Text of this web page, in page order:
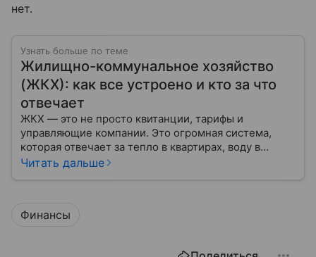
нет.
Узнать больше по теме
Жилищно-коммунальное хозяйство
(ЖКХ): как все устроено и кто за что
отвечает
ЖКХ — это не просто квитанции, тарифы и
управляющие компании. Это огромная система,
которая отвечает за тепло в квартирах, воду в
кране, освещение улиц и чистоту во дворах.
Читать дальше
Финансы